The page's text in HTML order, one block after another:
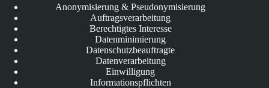
Anonymisierung & Pseudonymisierung
Auftragsverarbeitung
Berechtigtes Interesse
Datenminimierung
Datenschutzbeauftragte
Datenverarbeitung
Einwilligung
Informationspflichten